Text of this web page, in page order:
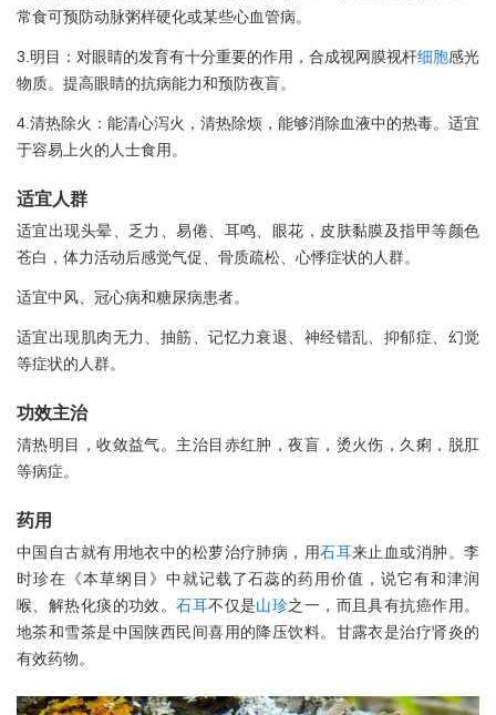
常食可预防动脉粥样硬化或某些心血管病。
3.明目：对眼睛的发育有十分重要的作用，合成视网膜视杆细胞感光
物质。提高眼睛的抗病能力和预防夜盲。
4.清热除火：能清心泻火，清热除烦，能够消除血液中的热毒。适宜
于容易上火的人士食用。
适宜人群
适宜出现头晕、乏力、易倦、耳鸣、眼花，皮肤黏膜及指甲等颜色
苍白，体力活动后感觉气促、骨质疏松、心悸症状的人群。
适宜中风、冠心病和糖尿病患者。
适宜出现肌肉无力、抽筋、记忆力衰退、神经错乱、抑郁症、幻觉
等症状的人群。
功效主治
清热明目，收敛益气。主治目赤红肿，夜盲，烫火伤，久痢，脱肛
等病症。
药用
中国自古就有用地衣中的松萝治疗肺病，用石耳来止血或消肿。李
时珍在《本草纲目》中就记载了石蕊的药用价值，说它有和津润
喉、解热化痰的功效。石耳不仅是山珍之一，而且具有抗癌作用。
地茶和雪茶是中国陕西民间喜用的降压饮料。甘露衣是治疗肾炎的
有效药物。